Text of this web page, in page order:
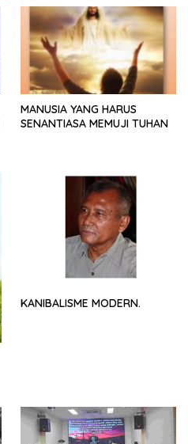
MANUSIA YANG HARUS
SENANTIASA MEMUJI TUHAN
KANIBALISME MODERN.